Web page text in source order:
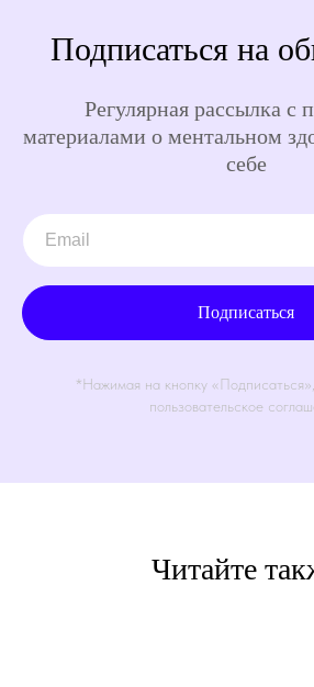
Подписаться на
Регулярная рассылка с
материалами о ментальном
себе
Подписаться
*Нажимая на кнопку
пользовательское
Читайте